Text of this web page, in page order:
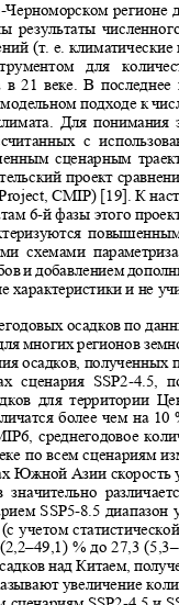
-Черноморском регионе
результаты
(т. е.
для
в 21 веке. В
подходе к
Для понимания
с
сценарным
проект
CMIP) [19]. К
6-й фазы этого
схемами
и добавлением
характеристики и не
осадков по
многих регионов
осадков,
сценария SSP2-4.5,
для территории
более чем на
6, среднегодовое
по всем сценариям
Южной Азии скорость
значительно
SSP5-8.5 диапазон
(с учетом
49,1) % до 27,3 (5,3
над Китаем,
увеличение